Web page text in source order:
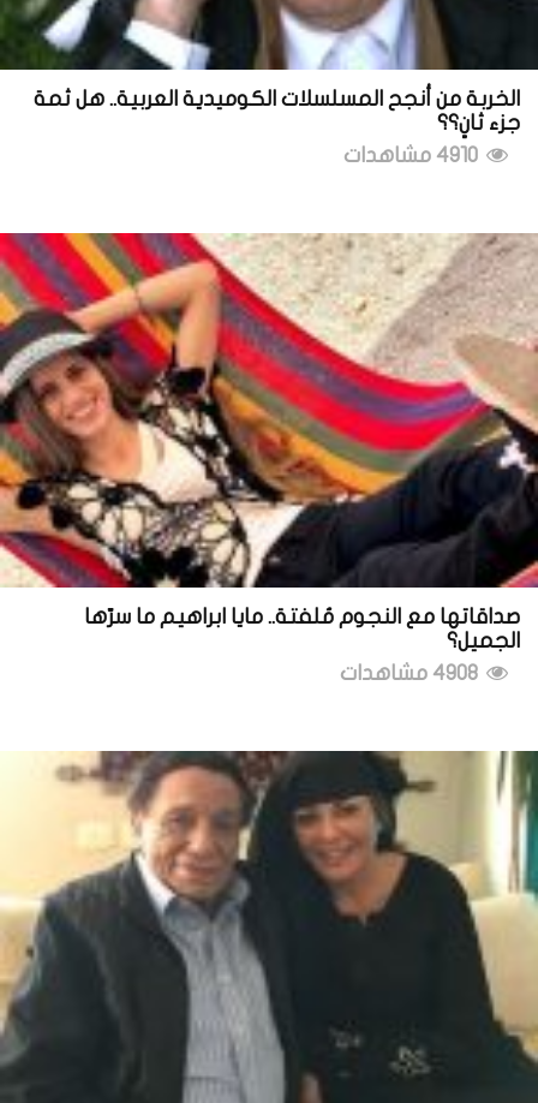
الخربة من أنجح المسلسلات الكوميدية العربية.. هل ثمة
جزء ثانٍ؟؟
صداقاتها مع النجوم مُلفتة.. مايا ابراهيم ما سرّها
الجميل؟